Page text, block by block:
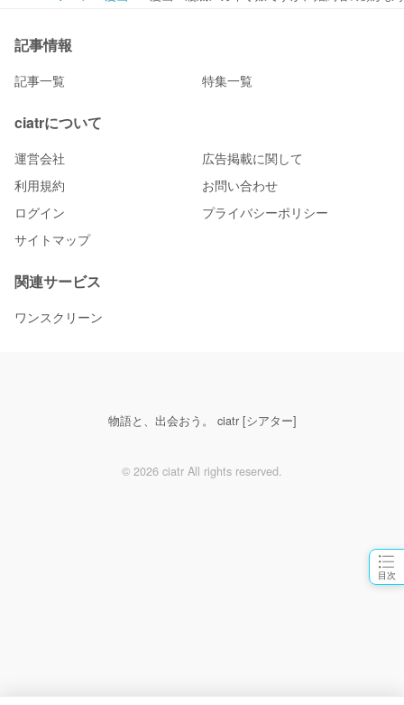
目次
記事情報
記事一覧 特集一覧
ciatrについて
運営会社
広告掲載に関して
利用規約
お問い合わせ
ログイン
プライバシーポリシー
サイトマップ
関連サービス
ワンスクリーン
物語と、出会おう。 ciatr [シアター]
© 2026 ciatr All rights reserved.